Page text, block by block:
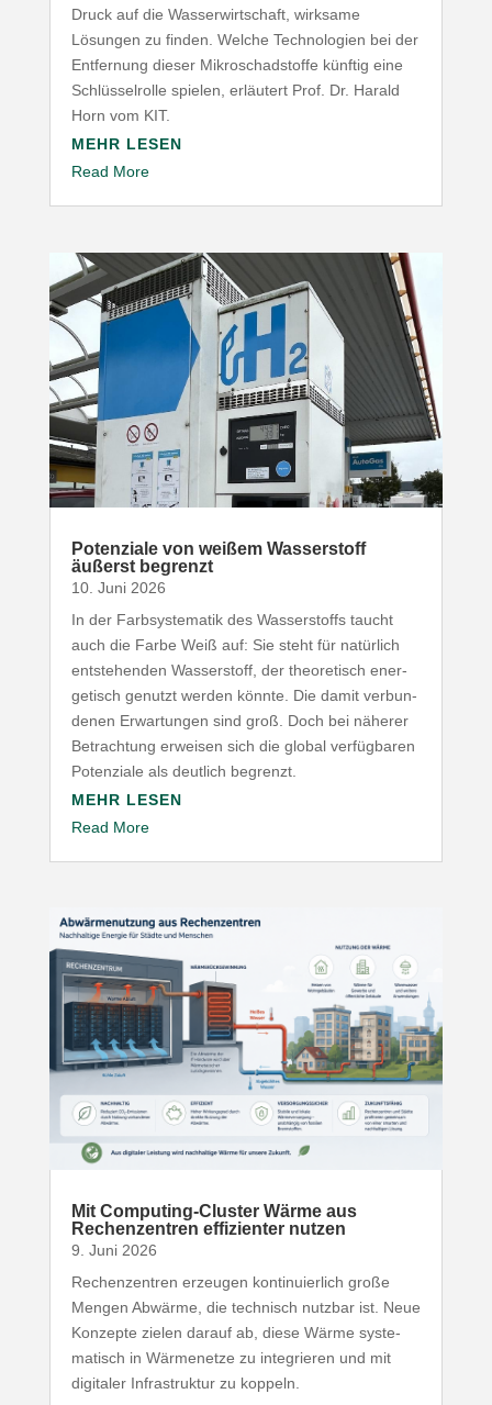
Druck auf die Wasser­wirt­schaft, wirksame
Lösungen zu finden. Welche Tech­no­logien bei der
Entfernung dieser Mikro­schad­stoffe künftig eine
Schlüs­sel­rolle spielen, erläutert Prof. Dr. Harald
Horn vom KIT.
MEHR LESEN
Read More
Poten­ziale von weißem Wasser­stoff
äußerst begrenzt
10. Juni 2026
In der Farb­sys­te­matik des Wasser­stoffs taucht
auch die Farbe Weiß auf: Sie steht für natürlich
entste­henden Wasser­stoff, der theo­re­tisch ener­
ge­tisch genutzt werden könnte. Die damit verbun­
denen Erwar­tungen sind groß. Doch bei näherer
Betrachtung erweisen sich die global verfüg­baren
Poten­ziale als deutlich begrenzt.
MEHR LESEN
Read More
Mit Computing-​Cluster Wärme aus
Rechen­zentren effi­zi­enter nutzen
9. Juni 2026
Rechen­zentren erzeugen konti­nu­ierlich große
Mengen Abwärme, die technisch nutzbar ist. Neue
Konzepte zielen darauf ab, diese Wärme syste­
ma­tisch in Wärme­netze zu inte­grieren und mit
digitaler Infra­struktur zu koppeln.